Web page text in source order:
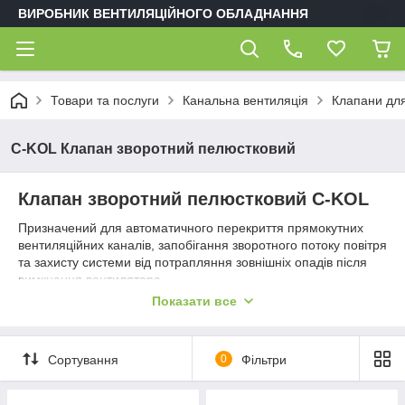
ВИРОБНИК ВЕНТИЛЯЦІЙНОГО ОБЛАДНАННЯ
Товари та послуги Канальна вентиляція Клапани
C-KOL Клапан зворотний пелюстковий
Клапан зворотний пелюстковий C-KOL
Призначений для автоматичного перекриття прямокутних
вентиляційних каналів, запобігання зворотного потоку повітря
та захисту системи від потрапляння зовнішніх опадів після
вимкнення вентилятора.
Захист від потрапляння зовнішнього повітря та
атмосферних опадів всередину будівлі.
Показати все
Сортування 0 Фільтри